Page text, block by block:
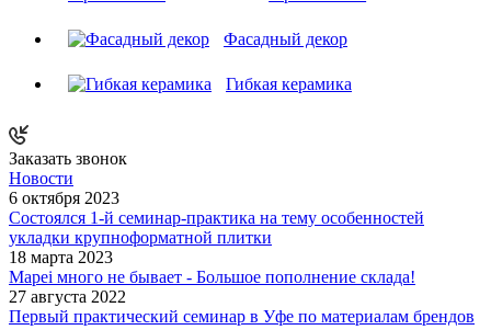
Фасадный декор
Гибкая керамика
Заказать звонок
Новости
6 октября 2023
Состоялся 1-й семинар-практика на тему особенностей
укладки крупноформатной плитки
18 марта 2023
Mapei много не бывает - Большое пополнение склада!
27 августа 2022
Первый практический семинар в Уфе по материалам брендов